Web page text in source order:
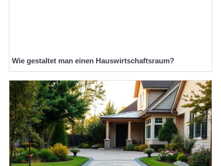
Wie gestaltet man einen Hauswirtschaftsraum?